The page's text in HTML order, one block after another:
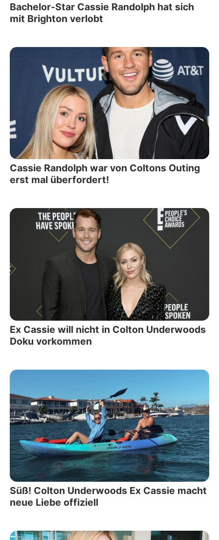
Bachelor-Star Cassie Randolph hat sich
mit Brighton verlobt
Cassie Randolph war von Coltons Outing
erst mal überfordert!
Ex Cassie will nicht in Colton Underwoods
Doku vorkommen
Süß! Colton Underwoods Ex Cassie macht
neue Liebe offiziell